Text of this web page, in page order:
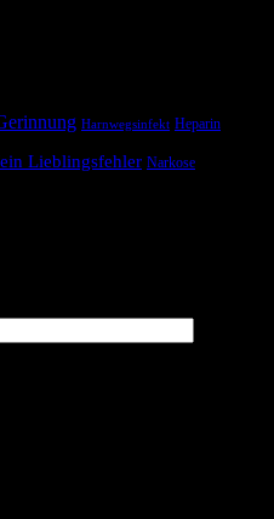
Harnwegsinfekt Heparin
Lieblingsfehler Narkose